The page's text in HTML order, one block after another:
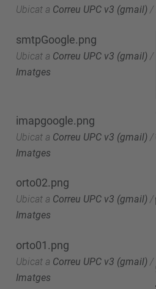
Ubicat a Correu UPC v3 (gmail) /
smtpGoogle.png
Ubicat a Correu UPC v3 (gmail) /
Imatges
imapgoogle.png
Ubicat a Correu UPC v3 (gmail) /
Imatges
orto02.png
Ubicat a Correu UPC v3 (gmail) /
Imatges
orto01.png
Ubicat a Correu UPC v3 (gmail) /
Imatges